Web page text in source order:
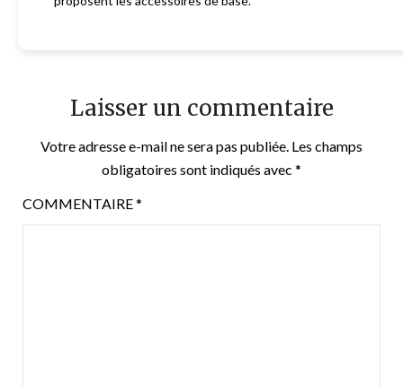
Laisser un commentaire
Votre adresse e-mail ne sera pas publiée. Les champs
obligatoires sont indiqués avec *
COMMENTAIRE*